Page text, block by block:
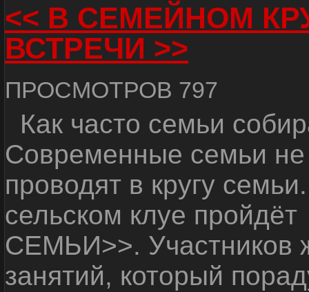
<< В СЕМЕЙНОМ
ВСТРЕЧИ >>
ПРОСМОТРОВ 797
Как часто семьи
Современные семьи не
проводят в кругу
сельском клуе
СЕМЬИ>>. Участников
занятий, который